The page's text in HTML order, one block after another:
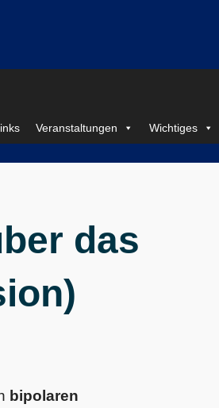
Veranstaltungen Wichtiges
das
bipolaren